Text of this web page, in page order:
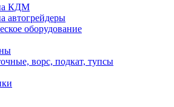
КДМ
автогрейдеры
оборудование
ворс, подкат, тупсы